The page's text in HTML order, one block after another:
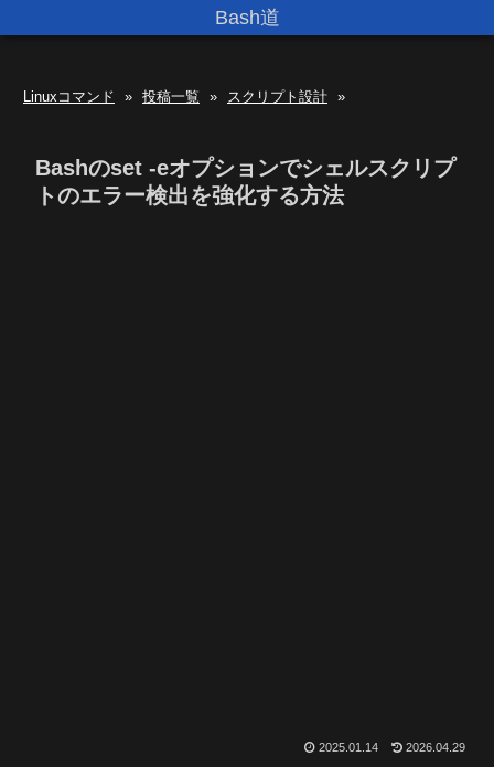
Bash道
Linuxコマンド » 投稿一覧 » スクリプト設計 »
Bashのset -eオプションでシェルスクリプ
トのエラー検出を強化する方法
2025.01.14 2026.04.29